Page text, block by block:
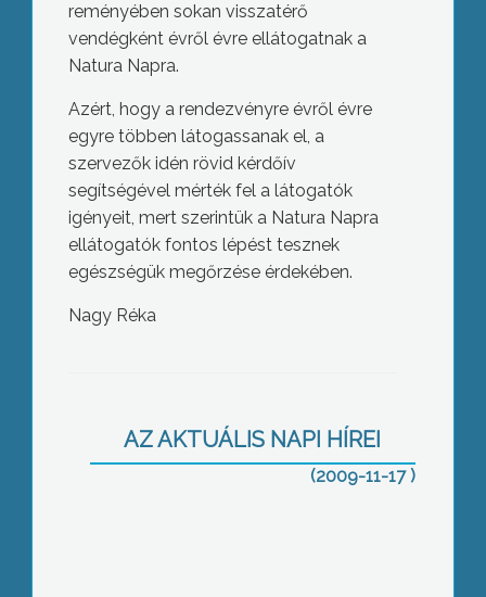
reményében sokan visszatérő
vendégként évről évre ellátogatnak a
Natura Napra.
Azért, hogy a rendezvényre évről évre
egyre többen látogassanak el, a
szervezők idén rövid kérdőív
segítségével mérték fel a látogatók
igényeit, mert szerintük a Natura Napra
ellátogatók fontos lépést tesznek
egészségük megőrzése érdekében.
Nagy Réka
AZ AKTUÁLIS NAPI HÍREI
(2009-11-17 )
választásokra